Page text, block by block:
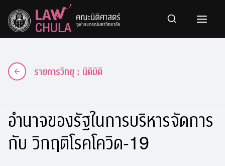
content
รายการวิทยุ : นิติมิติ
อำนาจของรัฐในการบริหารจัดการ
กับ วิกฤติโรคโควิด-19